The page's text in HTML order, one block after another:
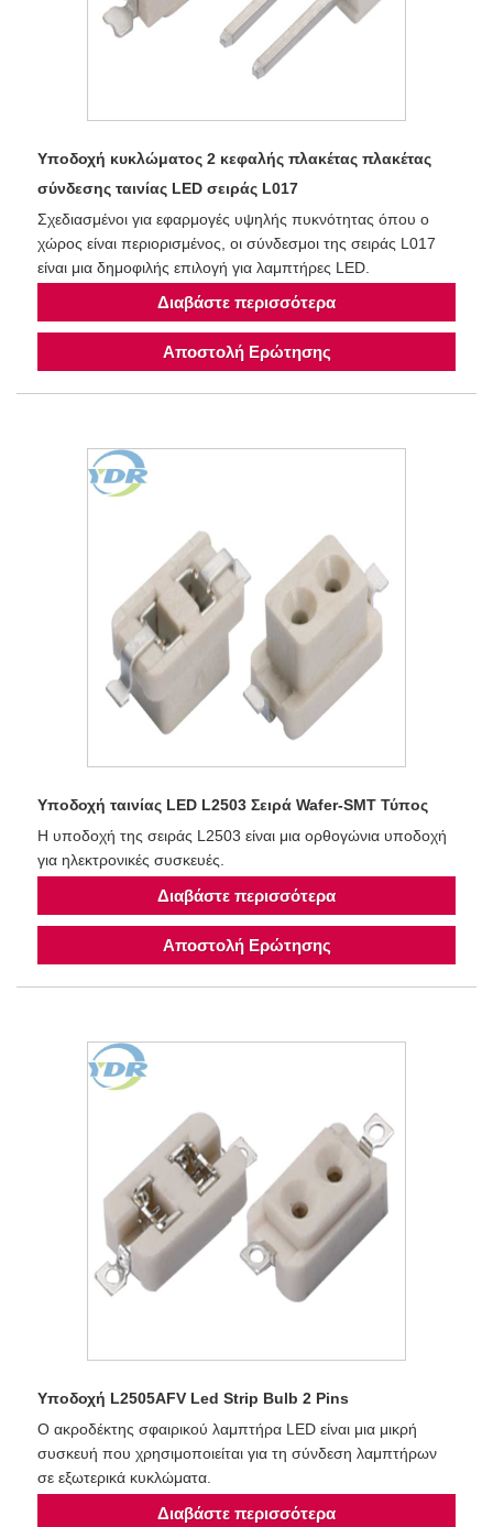
Υποδοχή κυκλώματος 2 κεφαλής πλακέτας πλακέτας
σύνδεσης ταινίας LED σειράς L017
Σχεδιασμένοι για εφαρμογές υψηλής πυκνότητας όπου ο
χώρος είναι περιορισμένος, οι σύνδεσμοι της σειράς L017
είναι μια δημοφιλής επιλογή για λαμπτήρες LED.
Διαβάστε περισσότερα
Αποστολή Ερώτησης
Υποδοχή ταινίας LED L2503 Σειρά Wafer-SMT Τύπος
Η υποδοχή της σειράς L2503 είναι μια ορθογώνια υποδοχή
για ηλεκτρονικές συσκευές.
Διαβάστε περισσότερα
Αποστολή Ερώτησης
Υποδοχή L2505AFV Led Strip Bulb 2 Pins
Ο ακροδέκτης σφαιρικού λαμπτήρα LED είναι μια μικρή
συσκευή που χρησιμοποιείται για τη σύνδεση λαμπτήρων
σε εξωτερικά κυκλώματα.
Διαβάστε περισσότερα